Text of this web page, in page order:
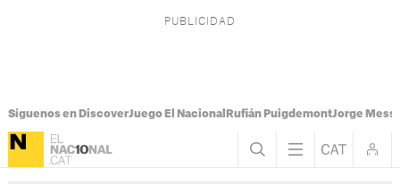
Síguenos en DiscoverJuego El Nacional Rufián PuigdemontJorge Messi